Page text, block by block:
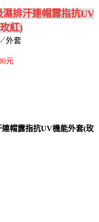
濕排汗連帽露指抗UV
紅)
外套
元
帽露指抗UV機能外套(玫